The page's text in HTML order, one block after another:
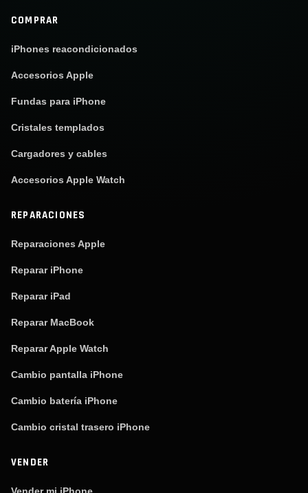
COMPRAR
iPhones reacondicionados
Accesorios Apple
Fundas para iPhone
Cristales templados
Cargadores y cables
Accesorios Apple Watch
REPARACIONES
Reparaciones Apple
Reparar iPhone
Reparar iPad
Reparar MacBook
Reparar Apple Watch
Cambio pantalla iPhone
Cambio batería iPhone
Cambio cristal trasero iPhone
VENDER